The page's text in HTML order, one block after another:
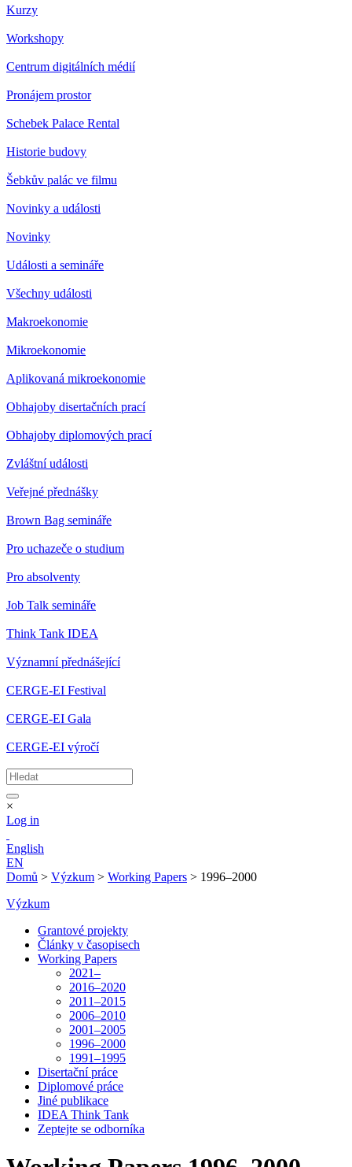
Kurzy
Workshopy
Centrum digitálních médií
Pronájem prostor
Schebek Palace Rental
Historie budovy
Šebkův palác ve filmu
Novinky a události
Novinky
Události a semináře
Všechny události
Makroekonomie
Mikroekonomie
Aplikovaná mikroekonomie
Obhajoby disertačních prací
Obhajoby diplomových prací
Zvláštní události
Veřejné přednášky
Brown Bag semináře
Pro uchazeče o studium
Pro absolventy
Job Talk semináře
Think Tank IDEA
Významní přednášející
CERGE-EI Festival
CERGE-EI Gala
CERGE-EI výročí
×
Log in
English
EN
Domů > Výzkum > Working Papers > 1996–2000
Výzkum
Grantové projekty
Články v časopisech
Working Papers
2021–
2016–2020
2011–2015
2006–2010
2001–2005
1996–2000
1991–1995
Disertační práce
Diplomové práce
Jiné publikace
IDEA Think Tank
Zeptejte se odborníka